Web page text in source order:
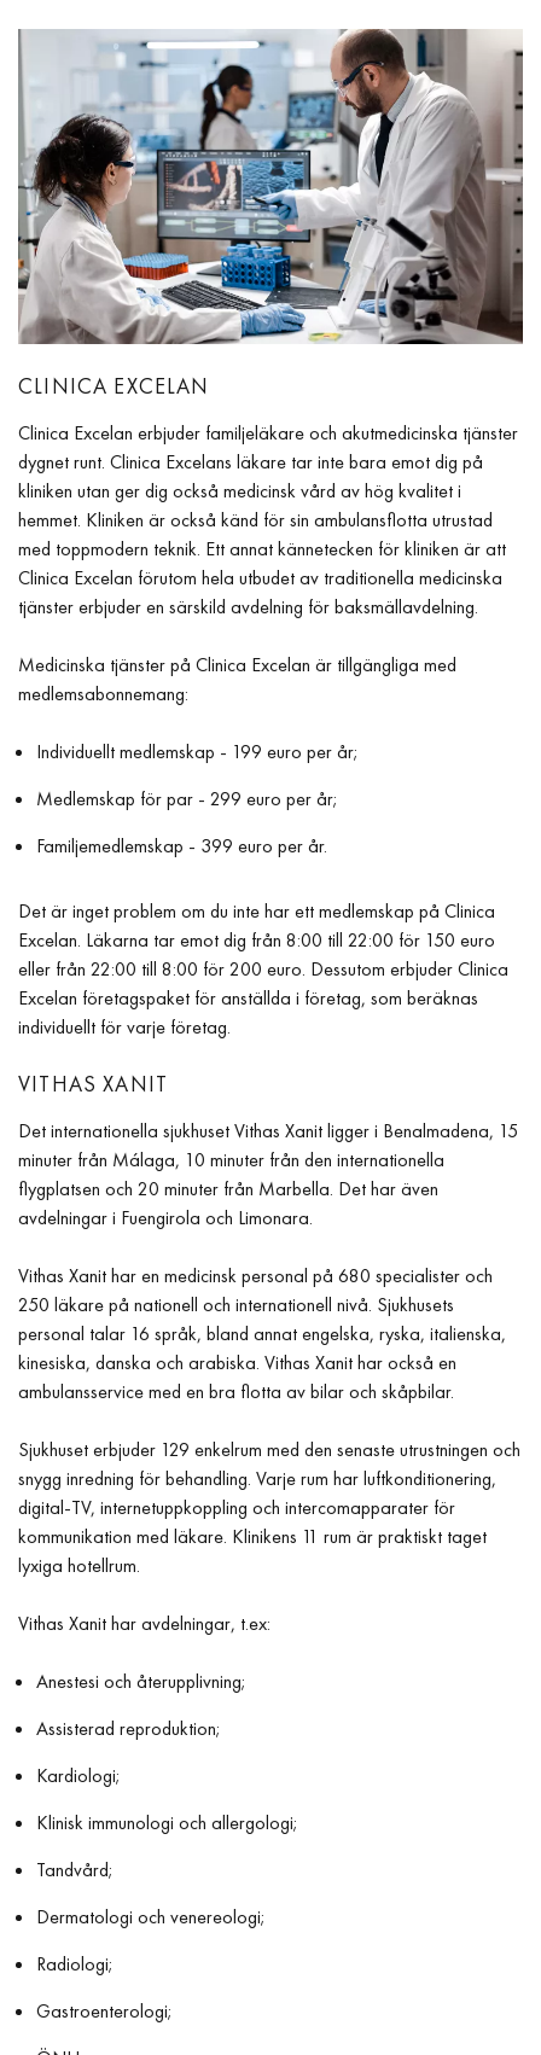
CLINICA EXCELAN
Clinica Excelan erbjuder familjeläkare och akutmedicinska tjänster
dygnet runt. Clinica Excelans läkare tar inte bara emot dig på
kliniken utan ger dig också medicinsk vård av hög kvalitet i
hemmet. Kliniken är också känd för sin ambulansflotta utrustad
med toppmodern teknik. Ett annat kännetecken för kliniken är att
Clinica Excelan förutom hela utbudet av traditionella medicinska
tjänster erbjuder en särskild avdelning för baksmällavdelning.
Medicinska tjänster på Clinica Excelan är tillgängliga med
medlemsabonnemang:
Individuellt medlemskap - 199 euro per år;
Medlemskap för par - 299 euro per år;
Familjemedlemskap - 399 euro per år.
Det är inget problem om du inte har ett medlemskap på Clinica
Excelan. Läkarna tar emot dig från 8:00 till 22:00 för 150 euro
eller från 22:00 till 8:00 för 200 euro. Dessutom erbjuder Clinica
Excelan företagspaket för anställda i företag, som beräknas
individuellt för varje företag.
VITHAS XANIT
Det internationella sjukhuset Vithas Xanit ligger i Benalmadena, 15
minuter från Málaga, 10 minuter från den internationella
flygplatsen och 20 minuter från Marbella. Det har även
avdelningar i Fuengirola och Limonara.
Vithas Xanit har en medicinsk personal på 680 specialister och
250 läkare på nationell och internationell nivå. Sjukhusets
personal talar 16 språk, bland annat engelska, ryska, italienska,
kinesiska, danska och arabiska. Vithas Xanit har också en
ambulansservice med en bra flotta av bilar och skåpbilar.
Sjukhuset erbjuder 129 enkelrum med den senaste utrustningen och
snygg inredning för behandling. Varje rum har luftkonditionering,
digital-TV, internetuppkoppling och intercomapparater för
kommunikation med läkare. Klinikens 11 rum är praktiskt taget
lyxiga hotellrum.
Vithas Xanit har avdelningar, t.ex:
Anestesi och återupplivning;
Assisterad reproduktion;
Kardiologi;
Klinisk immunologi och allergologi;
Tandvård;
Dermatologi och venereologi;
Radiologi;
Gastroenterologi;